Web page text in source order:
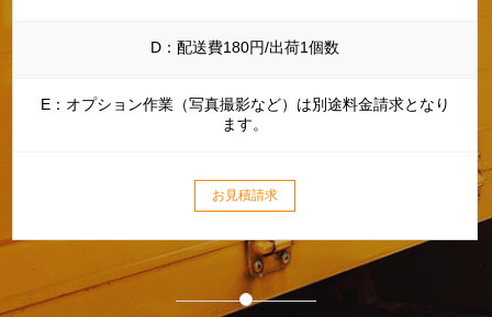
D：配送費180円/出荷1個数
：オプション作業（写真撮影など）は別途料金請求となり
ます。
お見積請求